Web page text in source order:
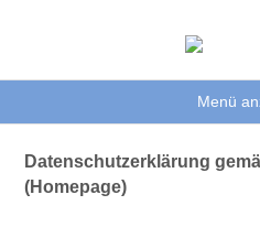
Menü
Datenschutzerklärung
(Homepage)